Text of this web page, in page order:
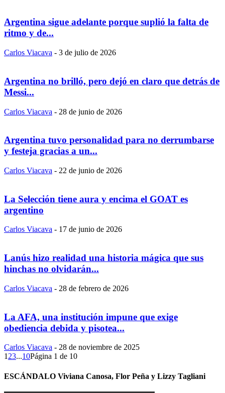
Argentina sigue adelante porque suplió la falta de
ritmo y de...
Carlos Viacava - 3 de julio de 2026
Argentina no brilló, pero dejó en claro que detrás de
Messi...
Carlos Viacava - 28 de junio de 2026
Argentina tuvo personalidad para no derrumbarse
y festeja gracias a un...
Carlos Viacava - 22 de junio de 2026
La Selección tiene aura y encima el GOAT es
argentino
Carlos Viacava - 17 de junio de 2026
Lanús hizo realidad una historia mágica que sus
hinchas no olvidarán...
Carlos Viacava - 28 de febrero de 2026
La AFA, una institución impune que exige
obediencia debida y pisotea...
Carlos Viacava - 28 de noviembre de 2025
1 23...10Página 1 de 10
ESCÁNDALO Viviana Canosa, Flor Peña y Lizzy Tagliani